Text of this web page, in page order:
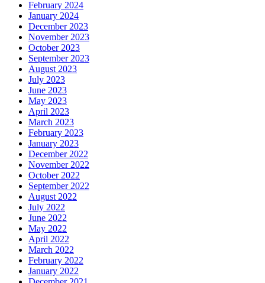
February 2024
January 2024
December 2023
November 2023
October 2023
September 2023
August 2023
July 2023
June 2023
May 2023
April 2023
March 2023
February 2023
January 2023
December 2022
November 2022
October 2022
September 2022
August 2022
July 2022
June 2022
May 2022
April 2022
March 2022
February 2022
January 2022